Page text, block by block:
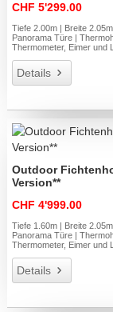
CHF 5'299.00
Tiefe 2.00m | Breite
Panorama Türe |
Thermometer, Eimer und
Details
Outdoor
Version**
CHF 4'999.00
Tiefe 1.60m | Breite
Panorama Türe |
Thermometer, Eimer und
Details